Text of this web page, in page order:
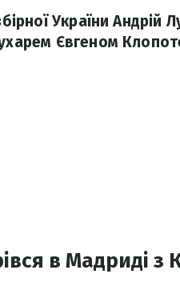
України Андрій
Євгеном
в Мадриді